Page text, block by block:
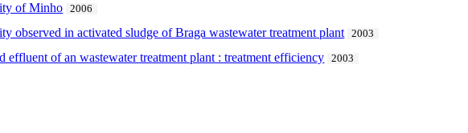
of Minho 2006
observed in activated sludge of Braga wastewater treatment plant 2003
of an wastewater treatment plant : treatment efficiency 2003